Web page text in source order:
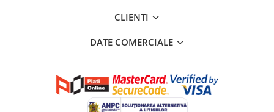
CLIENTI
DATE COMERCIALE